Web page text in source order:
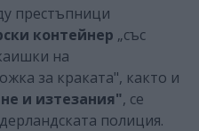
престъпници
контейнер „със
на
за краката", както и
и изтезания", се
полиция.